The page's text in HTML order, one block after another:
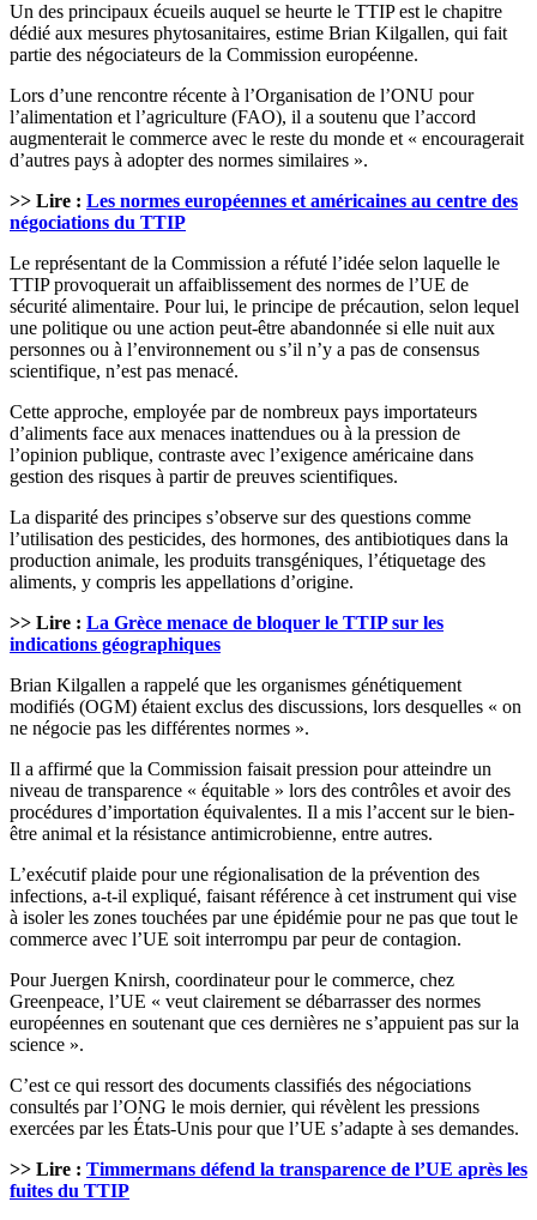
Un des principaux écueils auquel se heurte le TTIP est le chapitre
dédié aux mesures phytosanitaires, estime Brian Kilgallen, qui fait
partie des négociateurs de la Commission européenne.
Lors d’une rencontre récente à l’Organisation de l’ONU pour
l’alimentation et l’agriculture (FAO), il a soutenu que l’accord
augmenterait le commerce avec le reste du monde et « encouragerait
d’autres pays à adopter des normes similaires ».
>> Lire : Les normes européennes et américaines au centre des
négociations du TTIP
Le représentant de la Commission a réfuté l’idée selon laquelle le
TTIP provoquerait un affaiblissement des normes de l’UE de
sécurité alimentaire. Pour lui, le principe de précaution, selon lequel
une politique ou une action peut-être abandonnée si elle nuit aux
personnes ou à l’environnement ou s’il n’y a pas de consensus
scientifique, n’est pas menacé.
Cette approche, employée par de nombreux pays importateurs
d’aliments face aux menaces inattendues ou à la pression de
l’opinion publique, contraste avec l’exigence américaine dans
gestion des risques à partir de preuves scientifiques.
La disparité des principes s’observe sur des questions comme
l’utilisation des pesticides, des hormones, des antibiotiques dans la
production animale, les produits transgéniques, l’étiquetage des
aliments, y compris les appellations d’origine.
>> Lire : La Grèce menace de bloquer le TTIP sur les
indications géographiques
Brian Kilgallen a rappelé que les organismes génétiquement
modifiés (OGM) étaient exclus des discussions, lors desquelles « on
ne négocie pas les différentes normes ».
Il a affirmé que la Commission faisait pression pour atteindre un
niveau de transparence « équitable » lors des contrôles et avoir des
procédures d’importation équivalentes. Il a mis l’accent sur le bien-
être animal et la résistance antimicrobienne, entre autres.
L’exécutif plaide pour une régionalisation de la prévention des
infections, a-t-il expliqué, faisant référence à cet instrument qui vise
à isoler les zones touchées par une épidémie pour ne pas que tout le
commerce avec l’UE soit interrompu par peur de contagion.
Pour Juergen Knirsh, coordinateur pour le commerce, chez
Greenpeace, l’UE « veut clairement se débarrasser des normes
européennes en soutenant que ces dernières ne s’appuient pas sur la
science ».
C’est ce qui ressort des documents classifiés des négociations
consultés par l’ONG le mois dernier, qui révèlent les pressions
exercées par les États-Unis pour que l’UE s’adapte à ses demandes.
>> Lire : Timmermans défend la transparence de l’UE après les
fuites du TTIP